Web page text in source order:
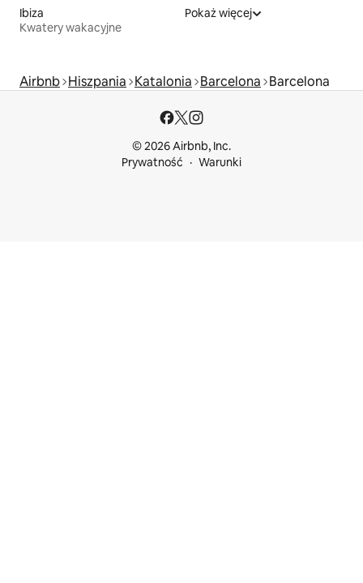
Ibiza
Kwatery wakacyjne
Pokaż więcej
Airbnb Hiszpania Katalonia Barcelona Barcelona
© 2026 Airbnb, Inc.
Prywatność
Warunki